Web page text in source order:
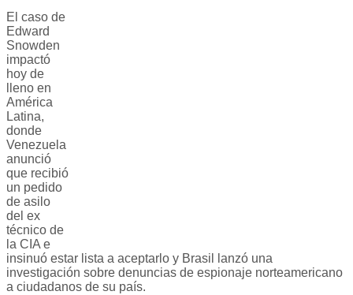
El caso de
Edward
Snowden
impactó
hoy de
lleno en
América
Latina,
donde
Venezuela
anunció
que recibió
un pedido
de asilo
del ex
técnico de
la CIA e
insinuó estar lista a aceptarlo y Brasil lanzó una
investigación sobre denuncias de espionaje norteamericano
a ciudadanos de su país.